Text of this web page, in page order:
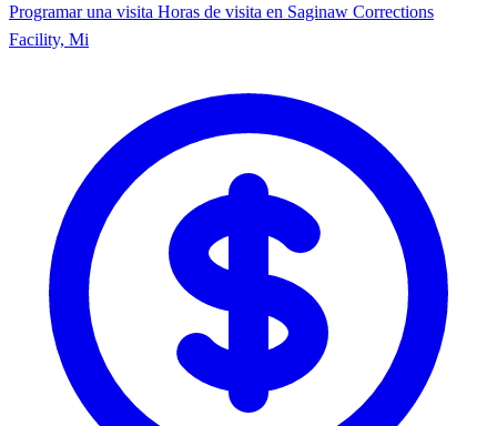
Programar una visita Horas de visita en ​Saginaw Corrections
Facility, Mi